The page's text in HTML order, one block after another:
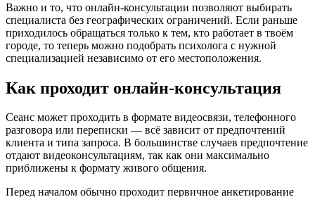
Важно и то, что онлайн-консультации позволяют выбирать
специалиста без географических ограничений. Если раньше
приходилось обращаться только к тем, кто работает в твоём
городе, то теперь можно подобрать психолога с нужной
специализацией независимо от его местоположения.
Как проходит онлайн-консультация
Сеанс может проходить в формате видеосвязи, телефонного
разговора или переписки — всё зависит от предпочтений
клиента и типа запроса. В большинстве случаев предпочтение
отдают видеоконсультациям, так как они максимально
приближены к формату живого общения.
Перед началом обычно проходит первичное анкетирование